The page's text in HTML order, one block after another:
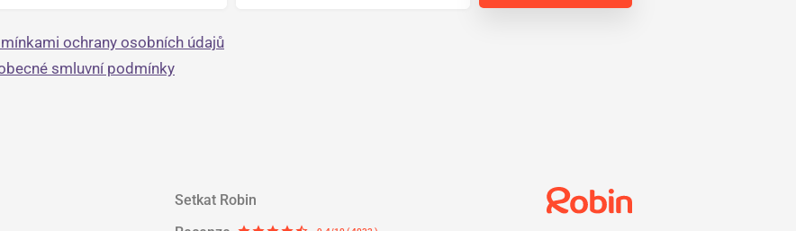
ochrany osobních údajů
smluvní podmínky
Setkat Robin